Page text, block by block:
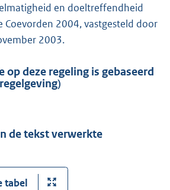
en doeltreffendheid
Coevorden 2004, vastgesteld door
2003.
op deze regeling is gebaseerd
de tekst verwerkte
tabel